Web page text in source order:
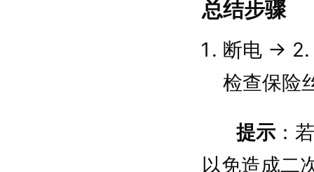
总结步骤
断电 → 2.
检查保险
提示 ：
以免造成二